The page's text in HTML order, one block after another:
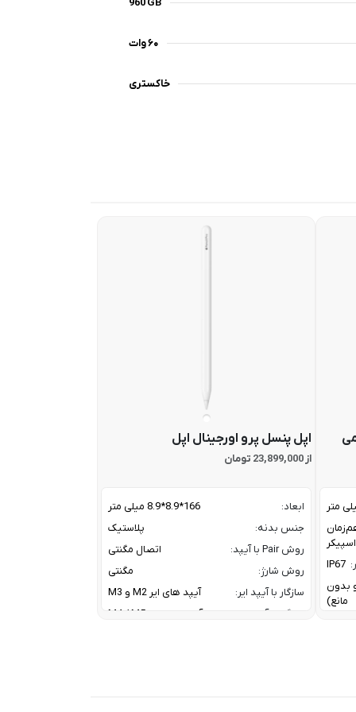
960 GB
۶۰ وات
خاکستری
IP67
و بدون
مانع)
اپل پنسل پرو اورجینال اپل
از 23,899,000 تومان
ابعاد:
166*8.9*8.9 میلی متر
جنس بدنه:
پلاستیک
روش Pair با آیپد:
اتصال مگنتی
روش شارژ:
مگنتی
سازگار با آیپد ایر:
آیپد های ایر M2 و M3
سازگار با آیپد پرو:
آیپد پرو های M4 / M5